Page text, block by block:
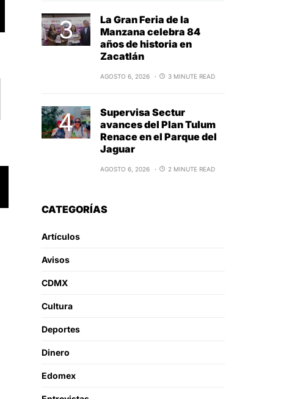
La Gran Feria de la
Manzana celebra 84
años de historia en
Zacatlán
AGOSTO 6, 2026 3 MINUTE READ
Supervisa Sectur
avances del Plan Tulum
Renace en el Parque del
Jaguar
AGOSTO 6, 2026 2 MINUTE READ
CATEGORÍAS
Artículos
Avisos
CDMX
Cultura
Deportes
Dinero
Edomex